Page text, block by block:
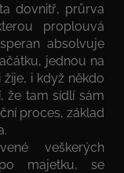
dovnitř, průrva
proplouvá
absolvuje
jednou na
i když někdo
že tam sídlí sám
proces, základ
veškerých
majetku, se